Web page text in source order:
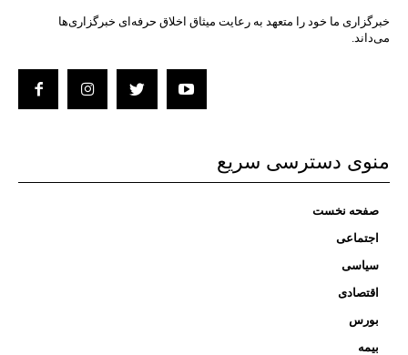
خبرگزاری ما خود را متعهد به رعایت میثاق اخلاق حرفه‌ای خبرگزاری‌ها
می‌داند.
منوی دسترسی سریع
صفحه نخست
اجتماعی
سیاسی
اقتصادی
بورس
بیمه